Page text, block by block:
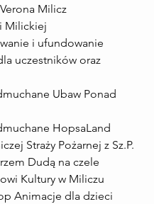
Milicz
Milickiej
i ufundowanie
uczestników oraz
Ubaw Ponad
HopsaLand
Straży Pożarnej z Sz.P.
Dudą na czele
Kultury w Miliczu
Animacje dla dzieci